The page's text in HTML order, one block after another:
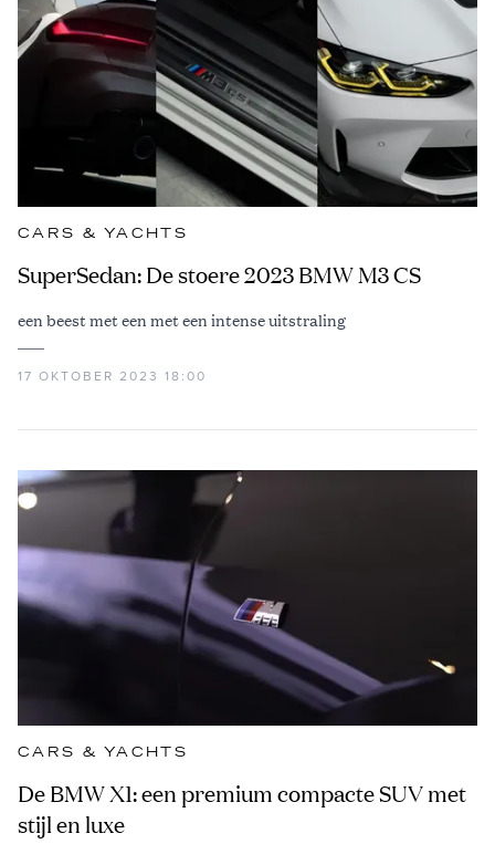
CARS & YACHTS
SuperSedan: De stoere 2023 BMW M3 CS
een beest met een met een intense uitstraling
17 OKTOBER 2023 18:00
CARS & YACHTS
De BMW X1: een premium compacte SUV met
stijl en luxe